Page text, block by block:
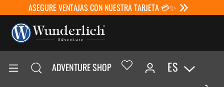
ASEGURE VENTAJAS CON NUESTRA TARJETA 💳✨
ADVENTURE SHOP ES